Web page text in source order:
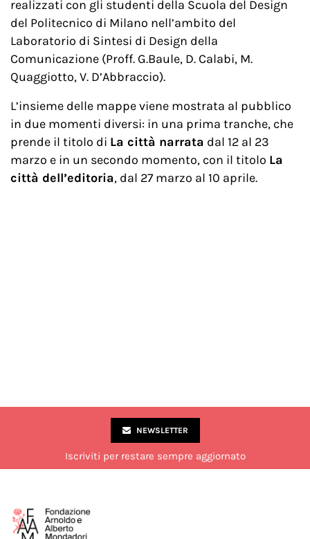
realizzati con gli studenti della Scuola del Design
del Politecnico di Milano nell’ambito del
Laboratorio di Sintesi di Design della
Comunicazione (Proff. G.Baule, D. Calabi, M.
Quaggiotto, V. D’Abbraccio).
L’insieme delle mappe viene mostrata al pubblico
in due momenti diversi: in una prima tranche, che
prende il titolo di La città narrata dal 12 al 23
marzo e in un secondo momento, con il titolo La
città dell’editoria, dal 27 marzo al 10 aprile.
NEWSLETTER
Iscriviti per restare sempre aggiornato